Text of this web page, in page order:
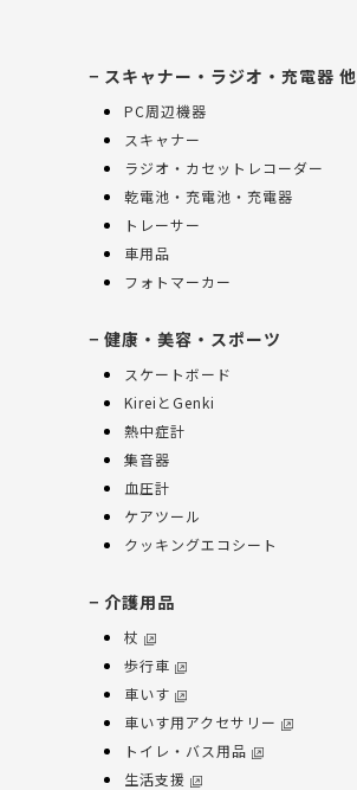
スキャナー・ラジオ・充電器 他
PC周辺機器
スキャナー
ラジオ・カセットレコーダー
乾電池・充電池・充電器
トレーサー
車用品
フォトマーカー
健康・美容・スポーツ
スケートボード
KireiとGenki
熱中症計
集音器
血圧計
ケアツール
クッキングエコシート
介護用品
杖
歩行車
車いす
車いす用アクセサリー
トイレ・バス用品
生活支援